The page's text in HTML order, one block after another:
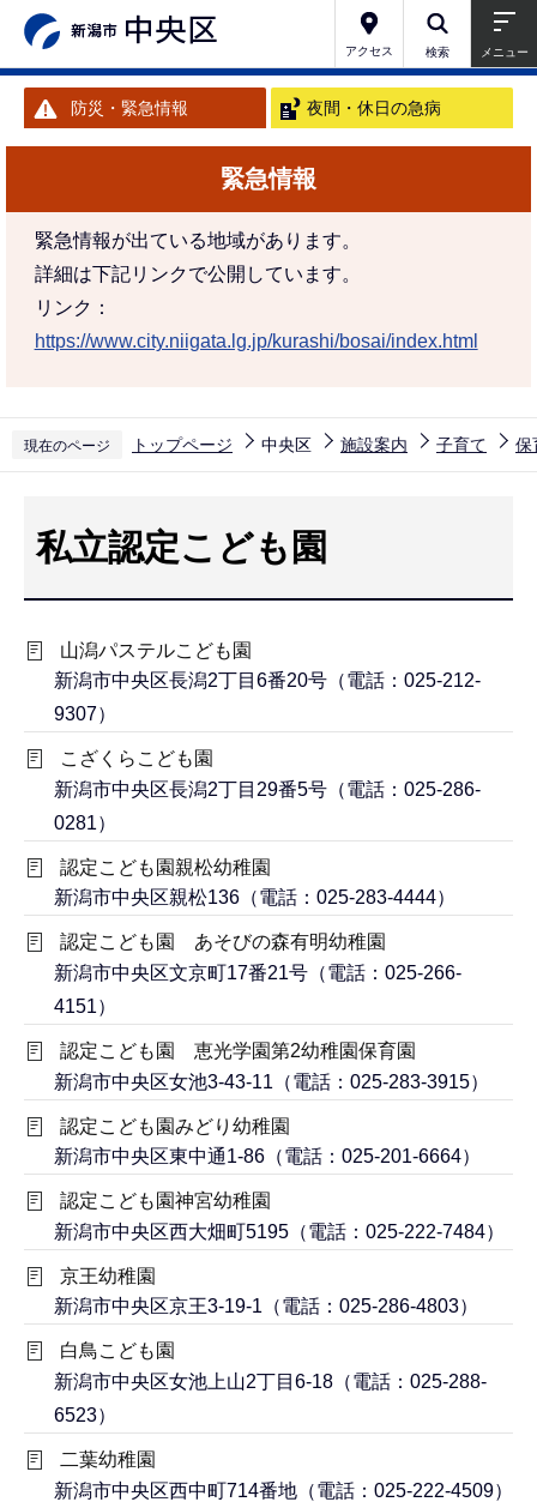
ジ
先
アクセス 検索 メニュー
防災・緊急情報 夜間・休日の急病
緊急情報
緊急情報が出ている地域があります。
詳細は下記リンクで公開しています。
リンク：
https://www.city.niigata.lg.jp/kurashi/bosai/index.html
現在のページ トップページ 中央区 施設案内 子育て 保
私立認定こども園
山潟パステルこども園
新潟市中央区長潟2丁目6番20号（電話：025-212-
9307）
こざくらこども園
新潟市中央区長潟2丁目29番5号（電話：025-286-
0281）
認定こども園親松幼稚園
新潟市中央区親松136（電話：025-283-4444）
認定こども園 あそびの森有明幼稚園
新潟市中央区文京町17番21号（電話：025-266-
4151）
認定こども園 恵光学園第2幼稚園保育園
新潟市中央区女池3-43-11（電話：025-283-3915）
認定こども園みどり幼稚園
新潟市中央区東中通1-86（電話：025-201-6664）
認定こども園神宮幼稚園
新潟市中央区西大畑町5195（電話：025-222-7484）
京王幼稚園
新潟市中央区京王3-19-1（電話：025-286-4803）
白鳥こども園
新潟市中央区女池上山2丁目6-18（電話：025-288-
6523）
二葉幼稚園
新潟市中央区西中町714番地（電話：025-222-4509）